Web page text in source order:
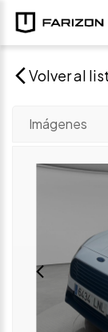
Volver al
Imágenes